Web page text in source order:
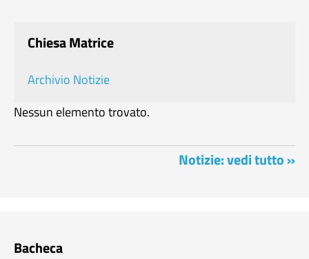
Chiesa Matrice
Archivio Notizie
Nessun elemento trovato.
Notizie: vedi tutto »
Bacheca